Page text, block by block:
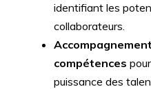
identifiant les
collaborateurs.
compétences
puissance des